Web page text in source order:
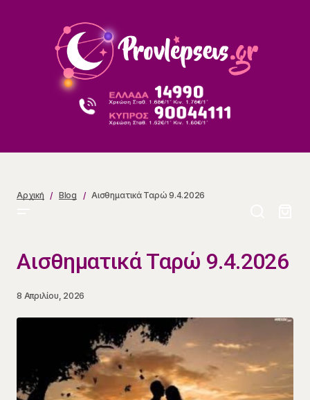
Αρχική Blog Αισθηματικά Ταρώ 9.4.2026
Αισθηματικά Ταρώ 9.4.2026
8 Απριλίου, 2026